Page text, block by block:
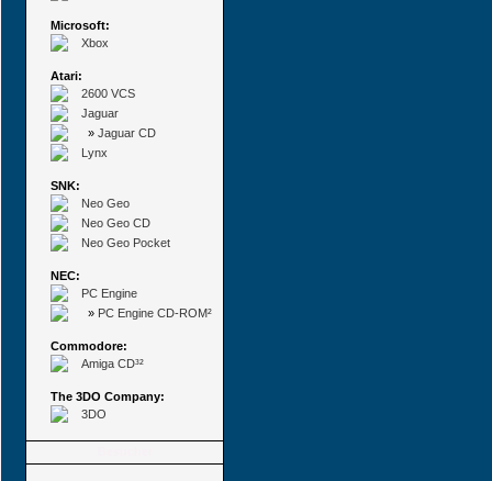
Microsoft:
Xbox
Atari:
2600 VCS
Jaguar
» Jaguar CD
Lynx
SNK:
Neo Geo
Neo Geo CD
Neo Geo Pocket
NEC:
PC Engine
» PC Engine CD-ROM²
Commodore:
Amiga CD³²
The 3DO Company:
3DO